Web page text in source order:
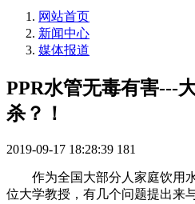
网站首页
新闻中心
媒体报道
PPR水管无毒有害---
杀？！
2019-09-17 18:28:39 181
作为全国大部分人家庭饮用
位大学教授，有几个问题提出来